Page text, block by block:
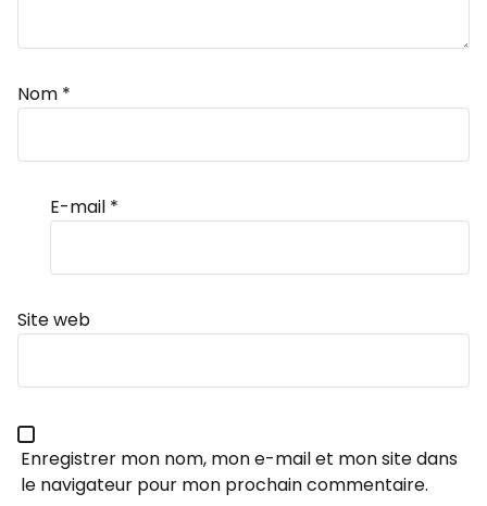
Nom *
E-mail *
Site web
Enregistrer mon nom, mon e-mail et mon site dans
le navigateur pour mon prochain commentaire.